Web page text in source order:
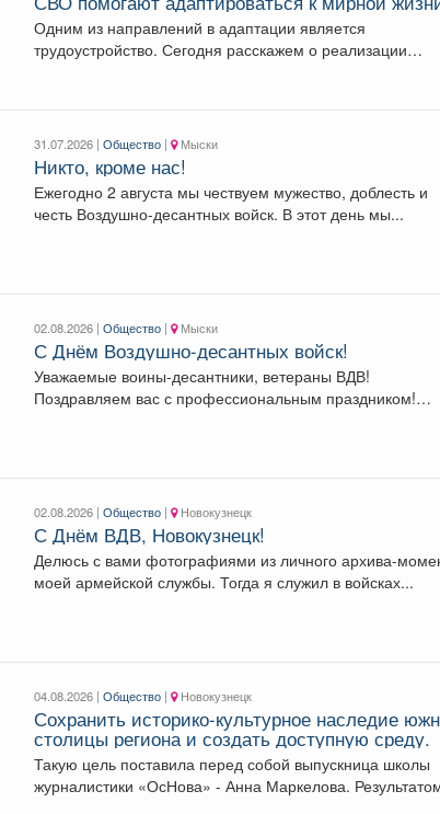
Одним из направлений в адаптации является
трудоустройство. Сегодня расскажем о реализации
31.07.2026 |Общество | Мыски
Никто, кроме нас!
Ежегодно 2 августа мы чествуем мужество, доблесть и
честь Воздушно-десантных войск. В этот день мы...
02.08.2026 |Общество | Мыски
С Днём Воздушно-десантных войск!
Уважаемые воины-десантники, ветераны ВДВ!
Поздравляем вас с профессиональным праздником!
02.08.2026 |Общество | Новокузнецк
С Днём ВДВ, Новокузнецк!
Делюсь с вами фотографиями из личного архива-
моей армейской службы. Тогда я служил в войсках...
04.08.2026 |Общество | Новокузнецк
Сохранить историко-культурное наследие
столицы региона и создать доступную среду.
Такую цель поставила перед собой выпускница школы
журналистики «ОсНова» - Анна Маркелова.